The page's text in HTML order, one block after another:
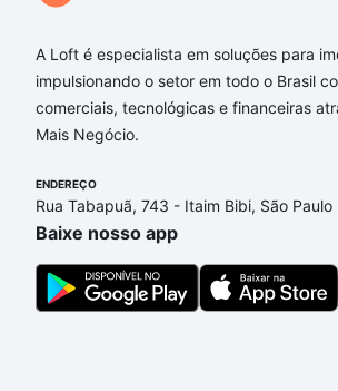
guarmerino - Sacomã, São Paulo, SP?
Aqui na Loft temos a oferta ideal
Imóveis à venda em rua antonio
Sacomã, São Paulo, SP que custam
e com nossas opções de
Se ainda tem alguma dúvida dos
no processo de compra, veja em
quanto custa comprar um
a gente para comprar o imóvel dos
com segurança e conforto. Loft,
A Loft é especialista em soluções para
impulsionando o setor em todo o Brasil
comerciais, tecnológicas e financeiras
Mais Negócio.
ENDEREÇO
Rua Tabapuã, 743 - Itaim Bibi, São
Baixe nosso app